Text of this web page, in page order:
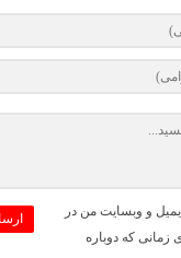
و وبسایت من در
زمانی که دوباره